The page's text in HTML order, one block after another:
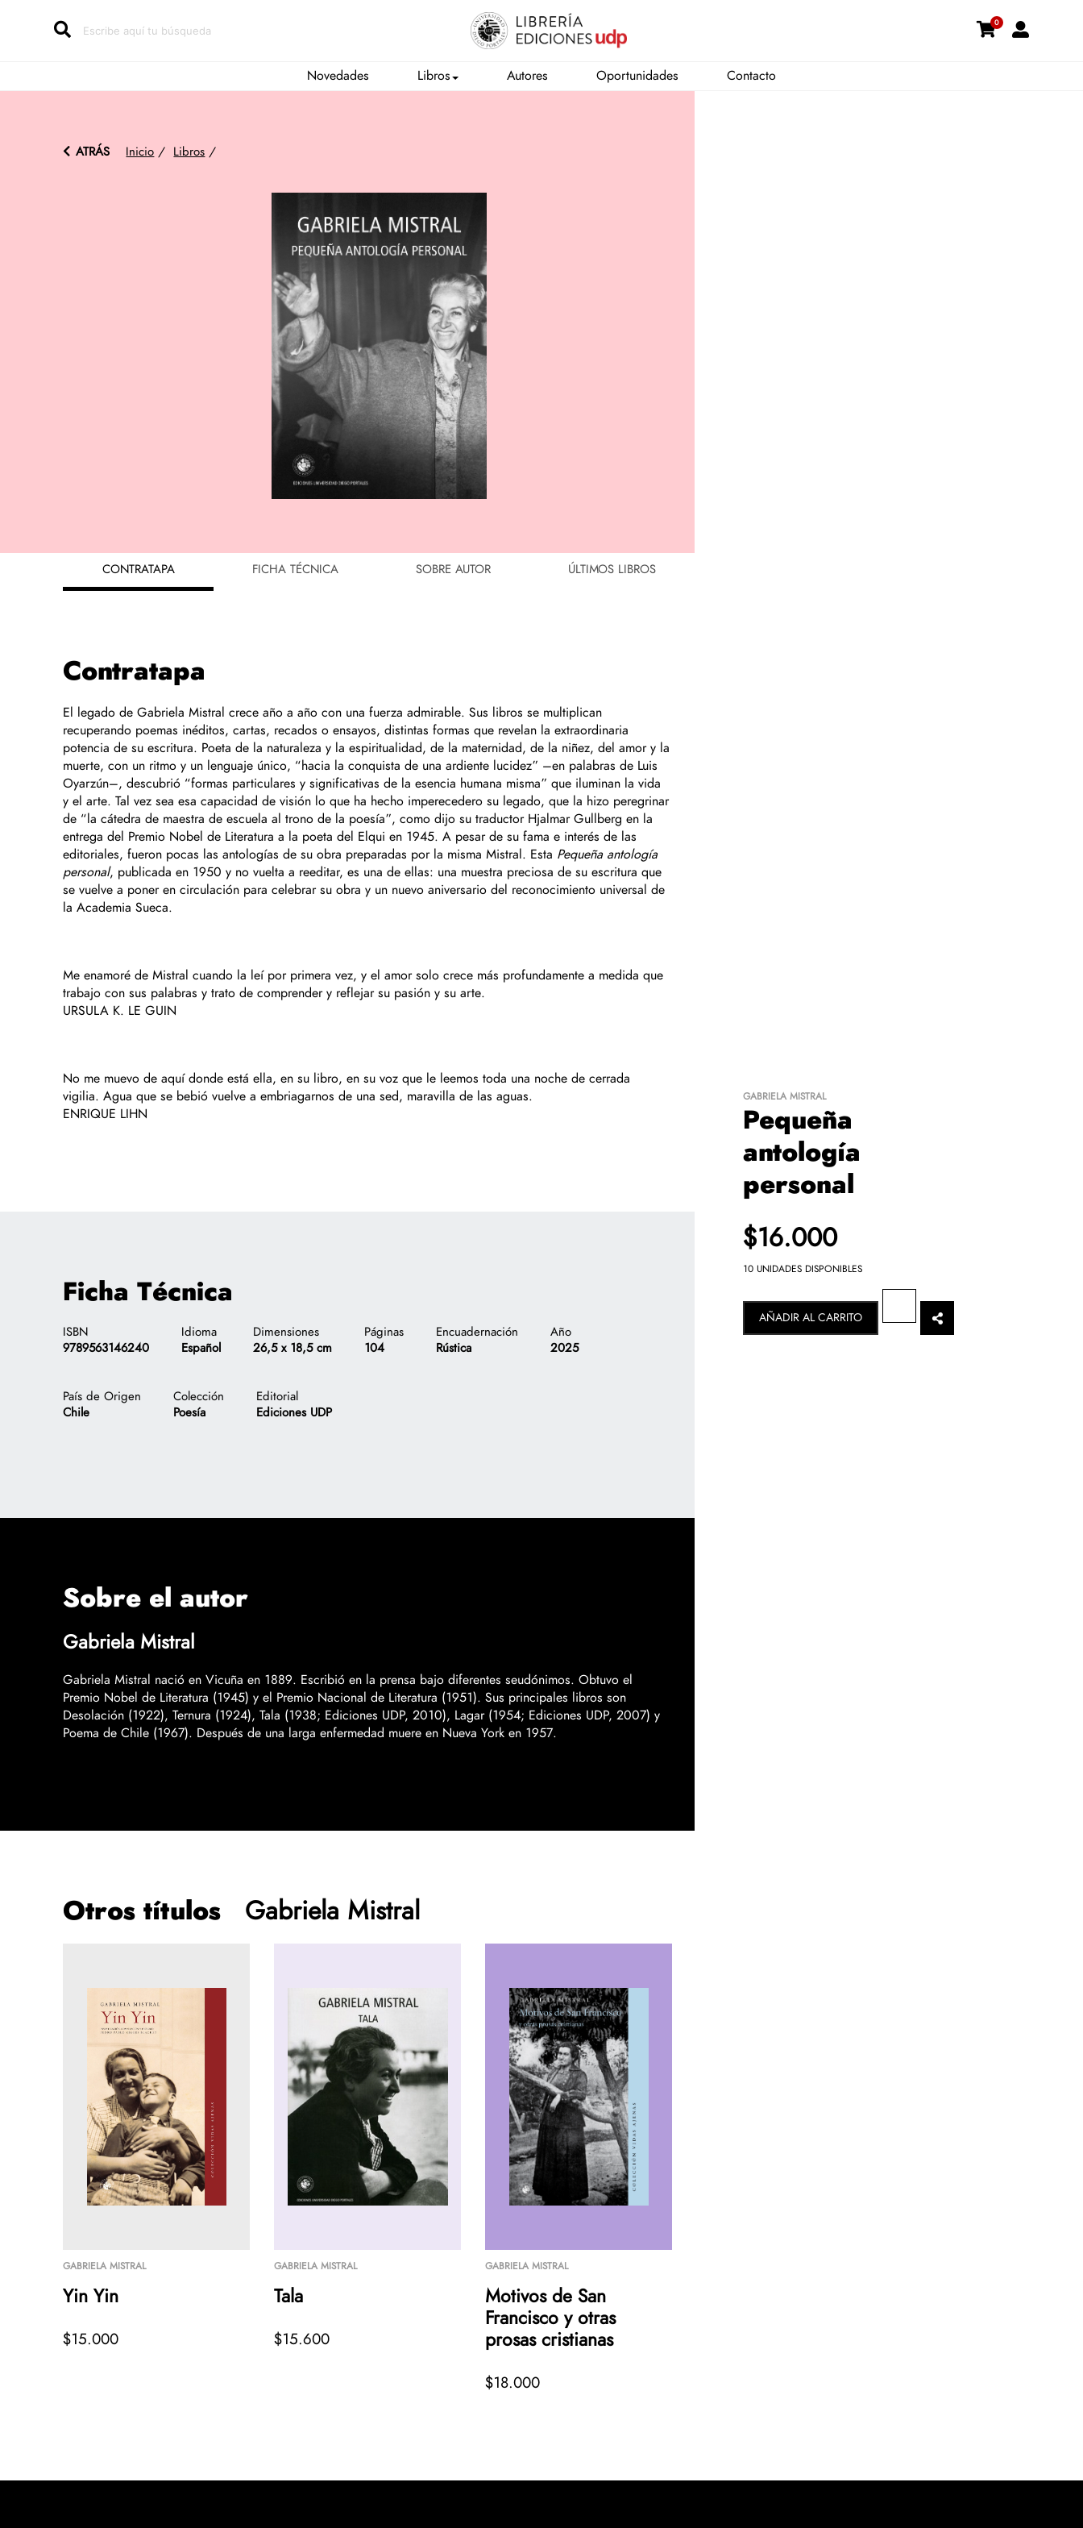
0
Novedades Libros Autores Oportunidades Contacto
Gastos de envío:
Se calculará en checkout
SIGUENTE
ATRÁS Inicio / Libros /
GABRIELA MISTRAL
Pequeña
antología
personal
$16.000
10 UNIDADES DISPONIBLES
AÑADIR AL CARRITO
CONTRATAPA FICHA TÉCNICA SOBRE AUTOR ÚLTIMOS LIBROS
Contratapa
El legado de Gabriela Mistral crece año a año con una fuerza admirable. Sus libros se multiplican
recuperando poemas inéditos, cartas, recados o ensayos, distintas formas que revelan la extraordinaria
potencia de su escritura. Poeta de la naturaleza y la espiritualidad, de la maternidad, de la niñez, del amor y la
muerte, con un ritmo y un lenguaje único, “hacia la conquista de una ardiente lucidez” –en palabras de Luis
Oyarzún–, descubrió “formas particulares y significativas de la esencia humana misma” que iluminan la vida
y el arte. Tal vez sea esa capacidad de visión lo que ha hecho imperecedero su legado, que la hizo peregrinar
de “la cátedra de maestra de escuela al trono de la poesía”, como dijo su traductor Hjalmar Gullberg en la
entrega del Premio Nobel de Literatura a la poeta del Elqui en 1945. A pesar de su fama e interés de las
editoriales, fueron pocas las antologías de su obra preparadas por la misma Mistral. Esta Pequeña antología
personal, publicada en 1950 y no vuelta a reeditar, es una de ellas: una muestra preciosa de su escritura que
se vuelve a poner en circulación para celebrar su obra y un nuevo aniversario del reconocimiento universal de
la Academia Sueca.
Me enamoré de Mistral cuando la leí por primera vez, y el amor solo crece más profundamente a medida que
trabajo con sus palabras y trato de comprender y reflejar su pasión y su arte.
URSULA K. LE GUIN
No me muevo de aquí donde está ella, en su libro, en su voz que le leemos toda una noche de cerrada
vigilia. Agua que se bebió vuelve a embriagarnos de una sed, maravilla de las aguas.
ENRIQUE LIHN
Ficha Técnica
ISBN
9789563146240
Idioma
Español
Dimensiones
26,5 x 18,5 cm
Páginas
104
Encuadernación
Rústica
Año
2025
País de Origen
Chile
Colección
Poesía
Editorial
Ediciones UDP
Sobre el autor
Gabriela Mistral
Gabriela Mistral nació en Vicuña en 1889. Escribió en la prensa bajo diferentes seudónimos. Obtuvo el
Premio Nobel de Literatura (1945) y el Premio Nacional de Literatura (1951). Sus principales libros son
Desolación (1922), Ternura (1924), Tala (1938; Ediciones UDP, 2010), Lagar (1954; Ediciones UDP, 2007) y
Poema de Chile (1967). Después de una larga enfermedad muere en Nueva York en 1957.
Otros títulos Gabriela Mistral
GABRIELA MISTRAL
Yin Yin
$15.000
GABRIELA MISTRAL
Tala
$15.600
GABRIELA MISTRAL
Motivos de San
Francisco y otras
prosas cristianas
$18.000